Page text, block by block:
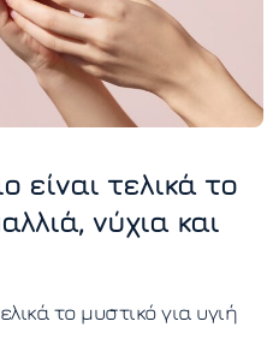
είναι τελικά το
νύχια και
το μυστικό για υγιή